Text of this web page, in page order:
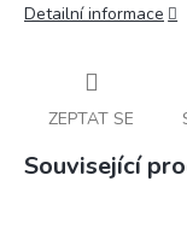
Detailní informace
ZEPTAT SE
Související